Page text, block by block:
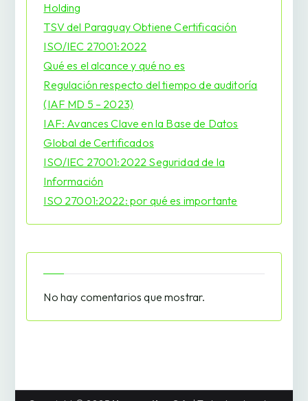
Holding
TSV del Paraguay Obtiene Certificación
ISO/IEC 27001:2022
Qué es el alcance y qué no es
Regulación respecto del tiempo de auditoría
(IAF MD 5 – 2023)
IAF: Avances Clave en la Base de Datos
Global de Certificados
ISO/IEC 27001:2022 Seguridad de la
Información
ISO 27001:2022: por qué es importante
No hay comentarios que mostrar.